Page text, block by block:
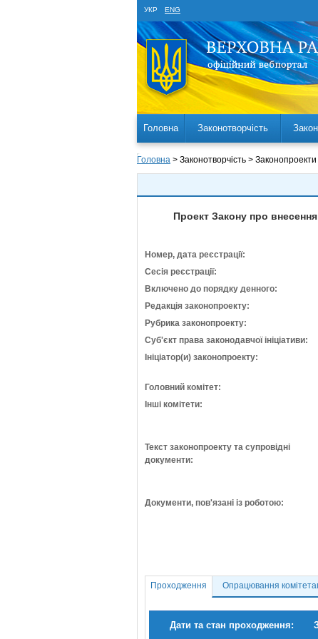
УКР ENG
Головна Законотворчість
Головна > Законотворчість >
Проект Закону про
Номер, дата реєстрації:
Сесія реєстрації:
Включено до порядку денного:
Редакція законопроекту:
Рубрика законопроекту:
Суб'єкт права законодавчої ініціативи:
Ініціатор(и) законопроекту:
Головний комітет:
Інші комітети:
Текст законопроекту та супровідні
документи:
Документи, пов'язані із роботою:
Проходження Опрацювання
Дати та стан проходження: